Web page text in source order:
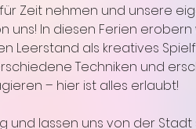
Zeit nehmen und unsere
uns! In diesen Ferien erobern
Leerstand als kreatives
Techniken und
– hier ist alles erlaubt!
und lassen uns von der Stadt